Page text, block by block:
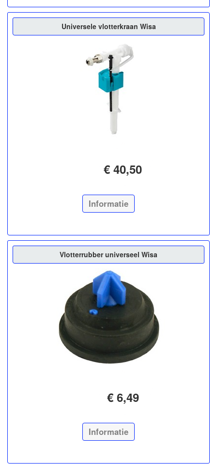
Universele vlotterkraan Wisa
€ 40,50
Informatie
Vlotterrubber universeel Wisa
€ 6,49
Informatie